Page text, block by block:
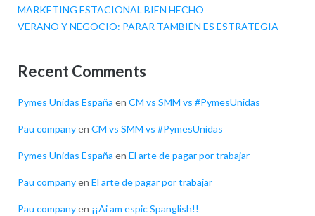
MARKETING ESTACIONAL BIEN HECHO
VERANO Y NEGOCIO: PARAR TAMBIÉN ES ESTRATEGIA
Recent Comments
Pymes Unidas España en CM vs SMM vs #PymesUnidas
Pau companyen CM vs SMM vs #PymesUnidas
Pymes Unidas España en El arte de pagar por trabajar
Pau companyen El arte de pagar por trabajar
Pau companyen ¡¡Ai am espic Spanglish!!